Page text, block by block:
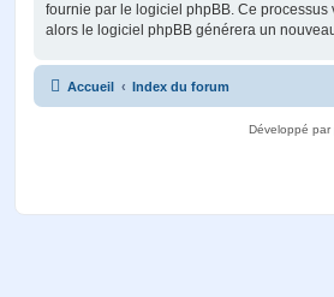
fournie par le logiciel phpBB. Ce
alors le logiciel phpBB générera un
Accueil Index du forum
Développé par